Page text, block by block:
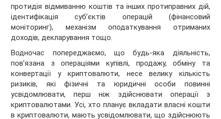
протидія відмиванню коштів та інших протиправних дій,
ідентифікація суб’єктів операцій (фінансовий
моніторинг), механізм оподаткування отриманих
доходів, декларування тощо.
Водночас попереджаємо, що будь-яка діяльність,
пов’язана з операціями купівлі, продажу, обміну та
конвертації у криптовалюти, несе велику кількість
ризиків, які фізичні та юридичні особи повинні
усвідомлювати, перш ніж здійснювати операції з
криптовалютами. Усі, хто планує вкладати власні кошти
в криптовалюти, мають усвідомлювати, що здійснюють